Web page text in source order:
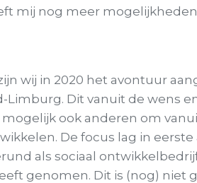
mij nog meer
wij in 2020 het avontuur
Limburg. Dit vanuit de wens
ook anderen om
De focus lag in
als sociaal
genomen. Dit is (nog) niet